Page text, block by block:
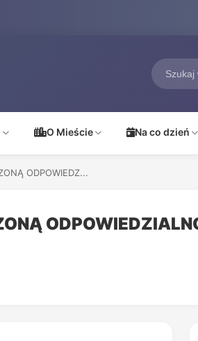
O Mieście Na co dzień
ODPOWIEDZ...